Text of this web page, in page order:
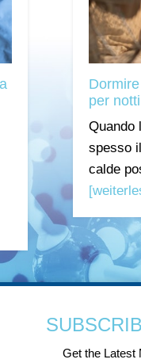
per
Quando
spesso
calde
Get the Latest